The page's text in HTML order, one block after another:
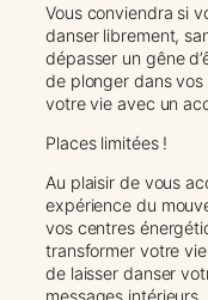
Vous conviendra si
danser librement,
dépasser un gêne
de plonger dans
votre vie avec un
Places limitées !
Au plaisir de vous
expérience du
vos centres
transformer votre
de laisser danser